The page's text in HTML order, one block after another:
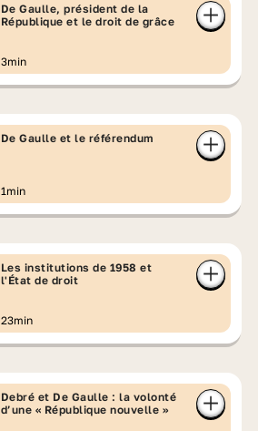
De Gaulle, président de la
République et le droit de grâce
3min
De Gaulle et le référendum
1min
Les institutions de 1958 et
l'État de droit
23min
Debré et De Gaulle : la volonté
d’une « République nouvelle »